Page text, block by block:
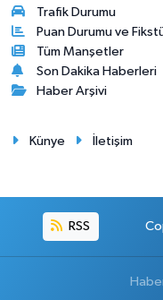
Trafik Durumu
Puan Durumu ve
Tüm Manşetler
Son Dakika Haberleri
Haber Arşivi
Künye İletişim
RSS